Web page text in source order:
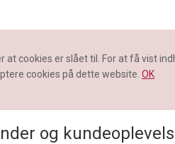
at cookies er slået til. For at få vist
cookies på dette website. OK
og